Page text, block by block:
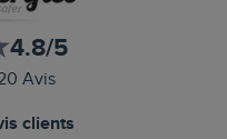
4.8/5
Avis
clients